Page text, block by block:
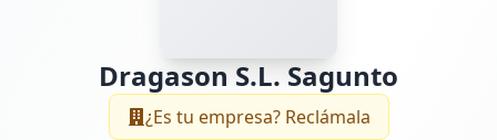
Dragason S.L. Sagunto
¿Es tu empresa? Reclámala